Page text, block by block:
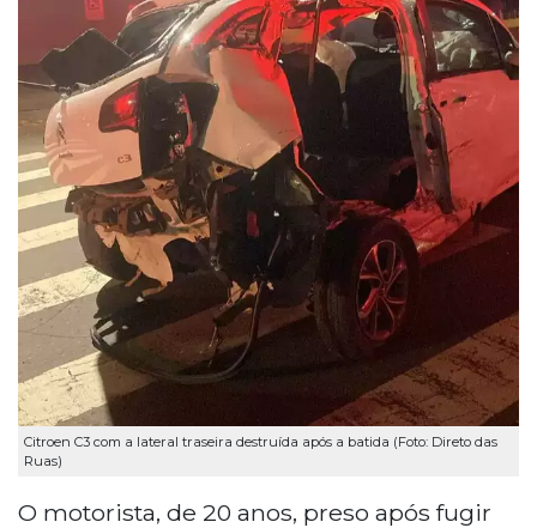
Citroen C3 com a lateral traseira destruída após a batida (Foto: Direto das
Ruas)
O motorista, de 20 anos, preso após fugir